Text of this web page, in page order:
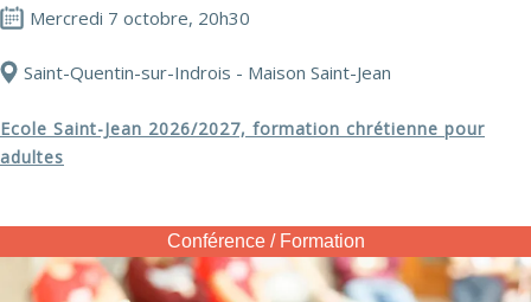
Mercredi 7 octobre, 20h30
Saint-Quentin-sur-Indrois - Maison Saint-Jean
Ecole Saint-Jean 2026/2027, formation chrétienne pour
adultes
Conférence / Formation